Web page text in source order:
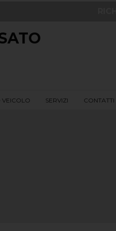
VEICOLO SERVIZI CONTATTI